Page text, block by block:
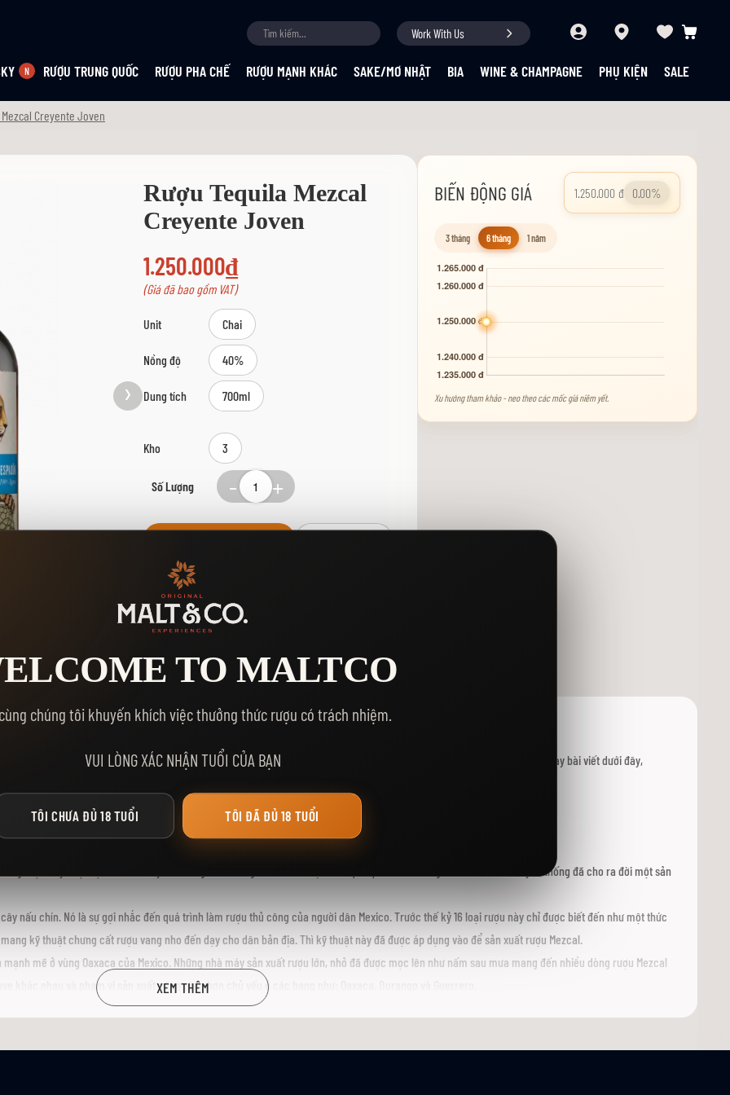
Work With Us
RƯỢU TRUNG QUỐC RƯỢU PHA CHẾ RƯỢU MẠNH KHÁC SAKE/MƠ NHẬT BIA WINE & CHAMPAGNE PHỤ KIỆN SALE
Creyente Joven
Rượu Tequila Mezcal
Creyente Joven
1.250.000₫
(Giá đã bao gồm VAT)
Unit Chai
Nồng độ 40%
Dung tích 700ml
Kho 3
Số Lượng
Yêu thích:
BIẾN ĐỘNG GIÁ 1.250.000 đ 0.00%
3 tháng 6 tháng 1 năm
Xu hướng tham khảo - neo theo các mốc giá niêm yết.
Mặc dù cùng làm từ cây Agave (cây Thùa) nhưng hương vị của Mezcal lại mang hương vị khói đặc trưng. Tham khảo ngay bài viết dưới đây,
các vũ điệu sôi động. Mà đất nước này còn là quê hương của một loại rượu đặc biệt có tên là Mezcal.
rượu này được tạo nên bởi cây thùa – Agave của người dân bản địa. Trải qua quá trình chưng cất và lên men truyền thống đã cho ra đời một sản
nấu chín. Nó là sự gợi nhắc đến quá trình làm rượu thủ công của người dân Mexico. Trước thế kỷ 16 loại rượu này chỉ được biết đến như một thức
kỹ thuật chưng cất rượu vang nho đến dạy cho dân bản địa. Thì kỹ thuật này đã được áp dụng vào để sản xuất rượu Mezcal.
mẽ ở vùng Oaxaca của Mexico. Những nhà máy sản xuất rượu lớn, nhỏ đã được mọc lên như nấm sau mưa mang đến nhiều dòng rượu Mezcal
khác nhau và phạm vi sản xuất cũng rộng hơn chủ yếu ở các bang như: Oaxaca, Durango và Guerrero.
Loại rượu này thường xuất hiện trong những dịp lễ hội, ngày họp gia đình của người dân Mexico.Trải qua hàng thập kỷ, rượu Mezcal đã và
XEM THÊM
TO MALTCO
chúng tôi khuyến khích việc thưởng thức rượu có trách nhiệm.
VUI LÒNG XÁC NHẬN TUỔI CỦA BẠN
TÔI CHƯA ĐỦ 18 TUỔI TÔI ĐÃ ĐỦ 18 TUỔI